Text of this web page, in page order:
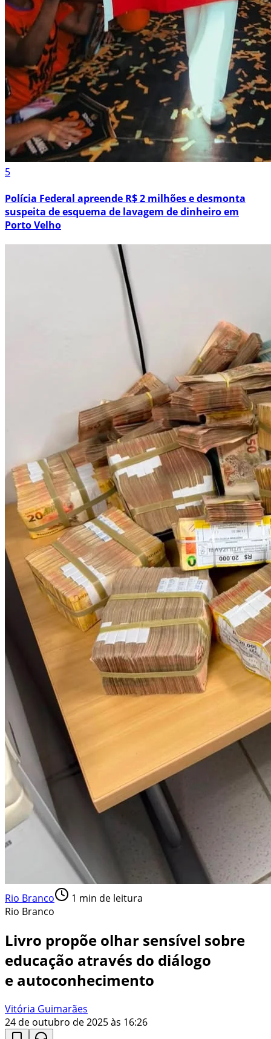
5
Polícia Federal apreende R$ 2 milhões e desmonta
suspeita de esquema de lavagem de dinheiro em
Porto Velho
Rio Branco 1 min de leitura
Rio Branco
Livro propõe olhar sensível sobre
educação através do diálogo
e autoconhecimento
Vitória Guimarães
24 de outubro de 2025 às 16:26